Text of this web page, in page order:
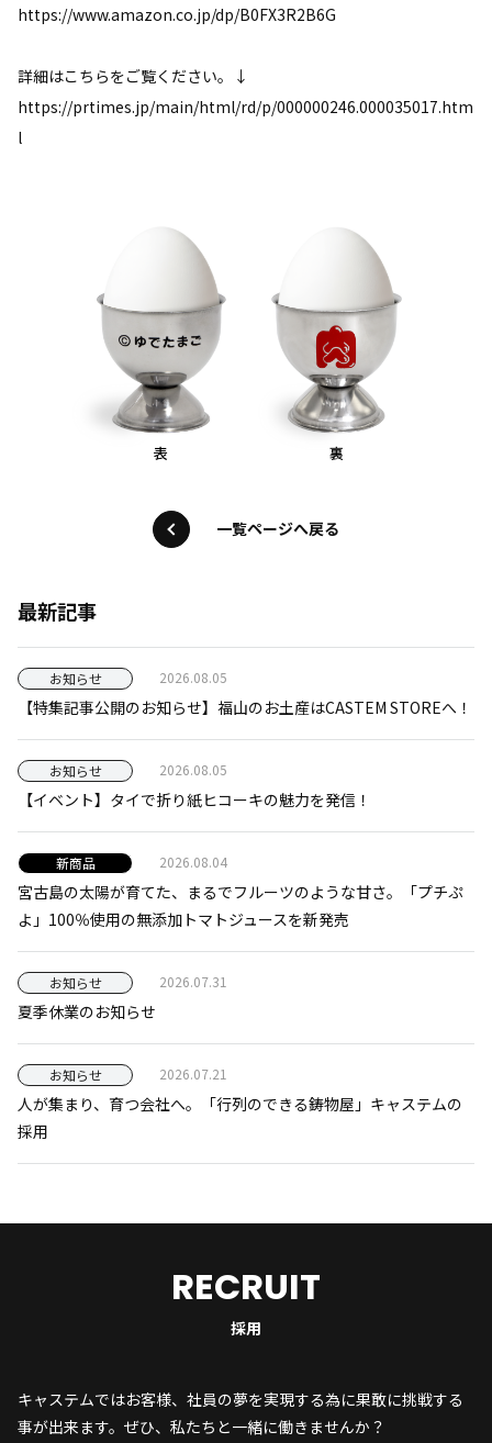
https://www.amazon.co.jp/dp/B0FX3R2B6G
詳細はこちらをご覧ください。↓
https://prtimes.jp/main/html/rd/p/000000246.000035017.htm
l
一覧ページへ戻る
最新記事
お知らせ 2026.08.05
【特集記事公開のお知らせ】福山のお土産はCASTEM STOREへ！
お知らせ 2026.08.05
【イベント】タイで折り紙ヒコーキの魅力を発信！
新商品 2026.08.04
宮古島の太陽が育てた、まるでフルーツのような甘さ。「プチぷ
よ」100％使用の無添加トマトジュースを新発売
お知らせ 2026.07.31
夏季休業のお知らせ
お知らせ 2026.07.21
人が集まり、育つ会社へ。「行列のできる鋳物屋」キャステムの
採用
RECRUIT
採用
キャステムではお客様、社員の夢を実現する為に果敢に挑戦する
事が出来ます。ぜひ、私たちと一緒に働きませんか？